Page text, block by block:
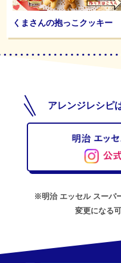
くまさんの抱っこクッキー
アレンジレシピ
※明治 エッセル スーパ
変更になる